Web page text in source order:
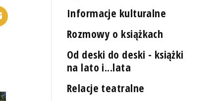
Informacje kulturalne
Rozmowy o książkach
Od deski do deski - książki
na lato i...lata
Relacje teatralne